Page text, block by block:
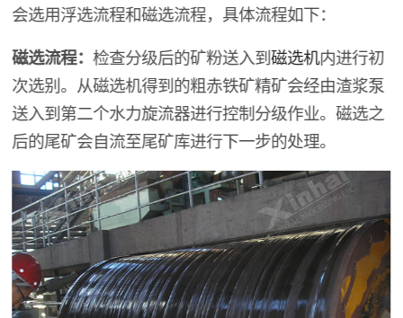
会选用浮选流程和磁选流程，具体流程如下：
磁选流程：检查分级后的矿粉送入到磁选机内进行初
次选别。从磁选机得到的粗赤铁矿精矿会经由渣浆泵
送入到第二个水力旋流器进行控制分级作业。磁选之
后的尾矿会自流至尾矿库进行下一步的处理。